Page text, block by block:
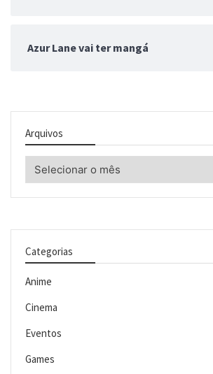
Azur Lane vai ter mangá
Arquivos
Categorias
Anime
Cinema
Eventos
Games